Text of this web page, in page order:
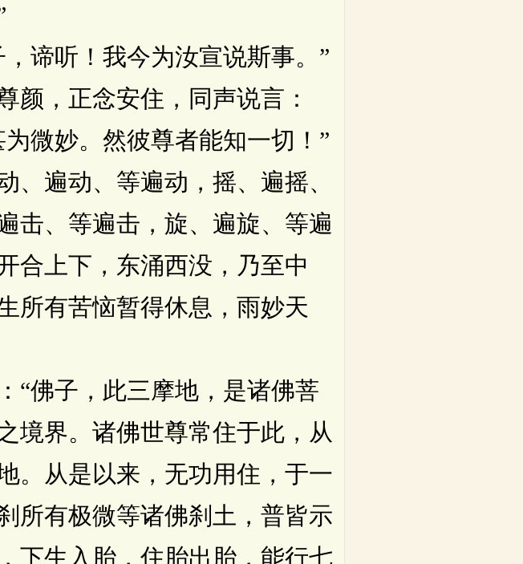
谛听！我今为汝宣说斯事。”
，正念安住，同声说言：
微妙。然彼尊者能知一切！”
遍动、等遍动，摇、遍摇、
击、等遍击，旋、遍旋、等遍
合上下，东涌西没，乃至中
所有苦恼暂得休息，雨妙天
佛子，此三摩地，是诸佛菩
境界。诸佛世尊常住于此，从
。从是以来，无功用住，于一
所有极微等诸佛刹土，普皆示
下生入胎，住胎出胎，能行七